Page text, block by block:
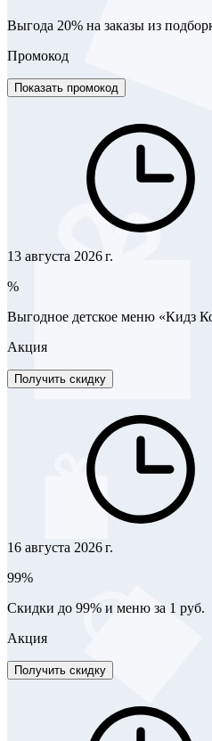
Выгода 20% на заказы из
Промокод
Показать промокод
13 августа 2026 г.
%
Выгодное детское меню «Кидз
Акция
Получить скидку
16 августа 2026 г.
99%
Скидки до 99% и меню за 1 руб.
Акция
Получить скидку